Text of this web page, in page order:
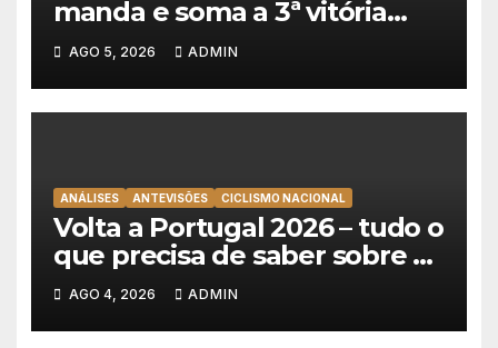
manda e soma a 3ª vitória
consecutiva na Volta a
Polónia
AGO 5, 2026 ADMIN
ANÁLISES ANTEVISÕES CICLISMO NACIONAL
Volta a Portugal 2026 – tudo o
que precisa de saber sobre as
equipas e o percurso
AGO 4, 2026 ADMIN